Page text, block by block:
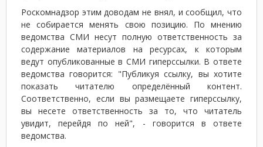
Роскомнадзор этим доводам не внял, и сообщил, что
не собирается менять свою позицию. По мнению
ведомства СМИ несут полную ответственность за
содержание материалов на ресурсах, к которым
ведут опубликованные в СМИ гиперссылки. В ответе
ведомства говорится: "Публикуя ссылку, вы хотите
показать читателю определённый контент.
Соответственно, если вы размещаете гиперссылку,
вы несете ответственность за то, что читатель
увидит, перейдя по ней", - говорится в ответе
ведомства.